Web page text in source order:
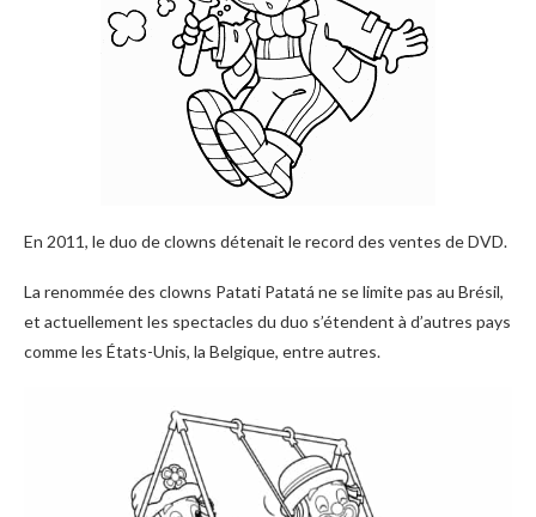
En 2011, le duo de clowns détenait le record des ventes de DVD.
La renommée des clowns Patati Patatá ne se limite pas au Brésil,
et actuellement les spectacles du duo s’étendent à d’autres pays
comme les États-Unis, la Belgique, entre autres.